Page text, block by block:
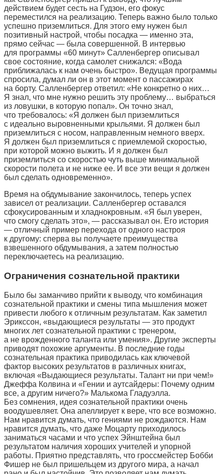
действием будет сесть на Гудзон, его фокус
переместился на реализацию. Теперь важно было только
успешно приземлиться. Для этого ему нужен был
позитивный настрой, чтобы посадка — именно эта,
прямо сейчас — была совершенной. В интервью
для программы «60 минут» Салленбергер описывал
свое состояние, когда самолет снижался: «Вода
приближалась к нам очень быстро». Ведущая программы
спросила, думал ли он в этот момент о пассажирах
на борту. Салленбергер ответил: «Не конкретно о них…
Я знал, что мне нужно решить эту проблему… выбраться
из ловушки, в которую попал». Он точно знал,
что требовалось: «Я должен был приземлиться
с идеально выровненными крыльями. Я должен был
приземлиться с носом, направленным немного вверх.
Я должен был приземлиться с приемлемой скоростью,
при которой можно выжить. И я должен был
приземлиться со скоростью чуть выше минимальной
скорости полета и не ниже ее. И все эти вещи я должен
был сделать одновременно».
Время на обдумывание закончилось, теперь успех
зависел от реализации. Салленбергер оставался
сфокусированным и хладнокровным. «Я был уверен,
что смогу сделать это», — рассказывал он. Его история
— отличный пример перехода от одного настроя
к другому: сперва вы получаете преимущества
взвешенного обдумывания, а затем полностью
переключаетесь на реализацию.
Ограничения сознательной практики
Было бы заманчиво прийти к выводу, что комбинация
сознательной практики и смены типа мышления может
привести любого к отличным результатам. Как заметил
Эрикссон, «выдающиеся результаты — это продукт
многих лет сознательной практики с тренером,
а не врожденного таланта или умения». Другие эксперты
приводят похожие аргументы. В последние годы
сознательная практика приводилась как ключевой
фактор высоких результатов в различных книгах,
включая «Выдающиеся результаты. Талант ни при чем!»
Джеффа Колвина и «Гении и аутсайдеры: Почему одним
все, а другим ничего?» Малькома Гладуэлла.
Без сомнения, идея сознательной практики очень
воодушевляет. Она апеллирует к вере, что все возможно.
Нам нравится думать, что гениями не рождаются. Нам
нравится думать, что даже Моцарту приходилось
заниматься часами и что успех Эйнштейна был
результатом наличия хороших учителей и упорной
работы. Приятно представлять, что гроссмейстер Бобби
Фишер не был пришельцем из другого мира, а начал